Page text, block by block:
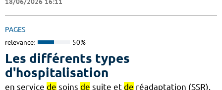
PAGES
relevance: 50%
Les différents types
d'hospitalisation
en service de soins de suite et de réadaptation (SSR).